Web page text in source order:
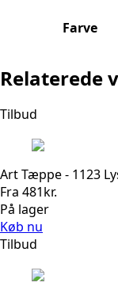
Farve
Relaterede
Tilbud
Art Tæppe - 1123
Fra 481kr.
På lager
Køb nu
Tilbud